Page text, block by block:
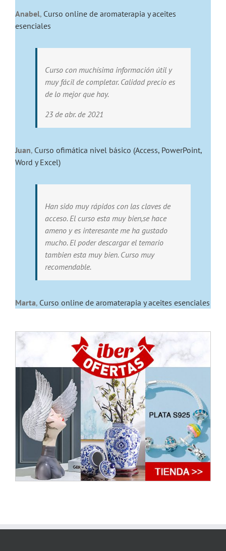
Anabel, Curso online de aromaterapia y aceites
esenciales
Curso con muchísima información útil y
muy fácil de completar. Calidad precio es
de lo mejor que hay.
23 de abr. de 2021
Juan, Curso ofimática nivel básico (Access, PowerPoint,
Word y Excel)
Han sido muy rápidos con las claves de
acceso. El curso esta muy bien,se hace
ameno y es interesante me ha gustado
mucho. El poder descargar el temario
tambien esta muy bien. Curso muy
recomendable.
Marta, Curso online de aromaterapia y aceites esenciales